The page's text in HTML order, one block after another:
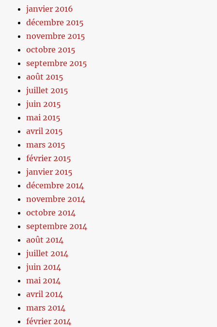
janvier 2016
décembre 2015
novembre 2015
octobre 2015
septembre 2015
août 2015
juillet 2015
juin 2015
mai 2015
avril 2015
mars 2015
février 2015
janvier 2015
décembre 2014
novembre 2014
octobre 2014
septembre 2014
août 2014
juillet 2014
juin 2014
mai 2014
avril 2014
mars 2014
février 2014